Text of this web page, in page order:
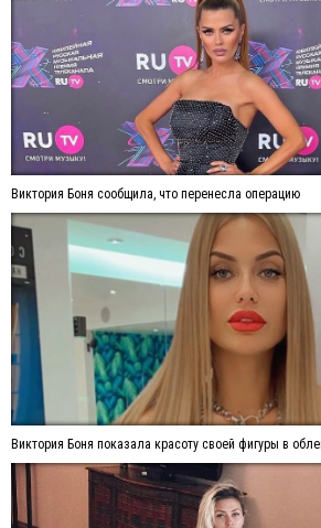
Виктория Боня сообщила, что перенесла операцию
Виктория Боня показала красоту своей фигуры в